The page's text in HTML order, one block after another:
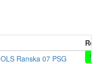
OLS Ranska 07 PSG 1-0